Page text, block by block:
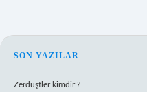
SIDEBAR
SON YAZILAR
Zerdüştler kimdir ?